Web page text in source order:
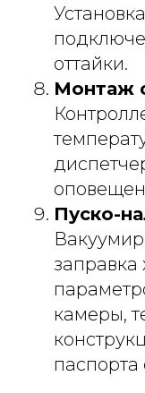
оттайки.
Монтаж
Пуско-
заправка
камеры,
паспорта